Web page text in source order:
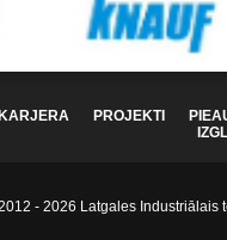
KARJERA PROJEKTI
- 2026 Latgales Industriālais